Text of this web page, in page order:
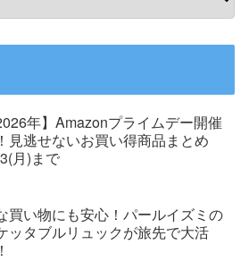
年】Amazonプライムデー開催
見逃せないお買い得商品まとめ
月)まで
買い物にも安心！パールイズミの
ッタブルリュックが旅先で大活